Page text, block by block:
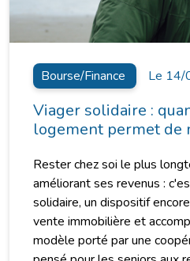
Bourse/Finance Le
Viager solidaire :
logement permet de
Rester chez soi le plus
améliorant ses revenus :
solidaire, un dispositif
vente immobilière et
modèle porté par une